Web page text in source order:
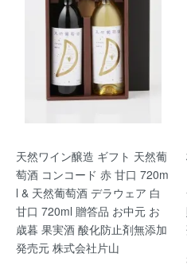
天然ワイン醸造 ギフト 天然葡
萄酒 コンコード 赤 甘口 720m
l & 天然葡萄酒 デラウェア 白
甘口 720ml 贈答品 お中元 お
歳暮 果実酒 酸化防止剤無添加
発売元 株式会社片山